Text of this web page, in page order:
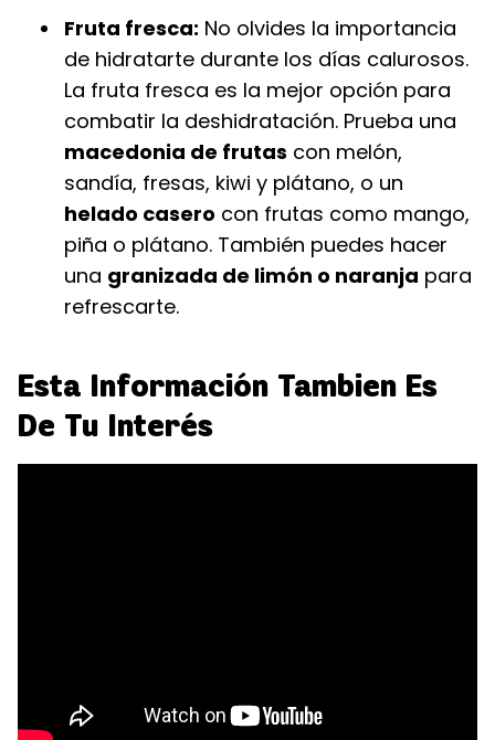
Fruta fresca: No olvides la importancia
de hidratarte durante los días calurosos.
La fruta fresca es la mejor opción para
combatir la deshidratación. Prueba una
macedonia de frutas con melón,
sandía, fresas, kiwi y plátano, o un
helado casero con frutas como mango,
piña o plátano. También puedes hacer
una granizada de limón o naranja para
refrescarte.
Esta Información Tambien Es
De Tu Interés